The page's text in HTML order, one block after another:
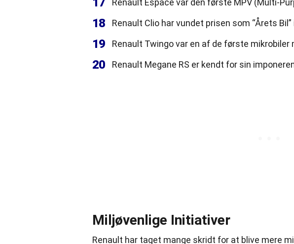
Renault Espace var den første MPV (Multi-
18 Renault Clio har vundet prisen som “Årets
19 Renault Twingo var en af de første
20 Renault Megane RS er kendt for sin
Miljøvenlige Initiativer
Renault har taget mange skridt for at blive mere